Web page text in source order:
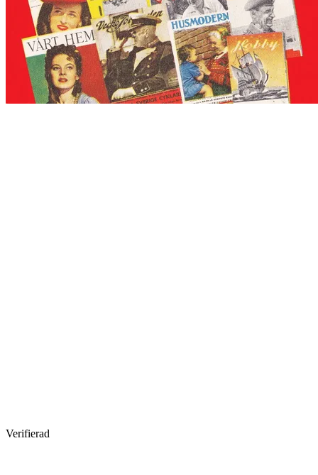
Verifierad